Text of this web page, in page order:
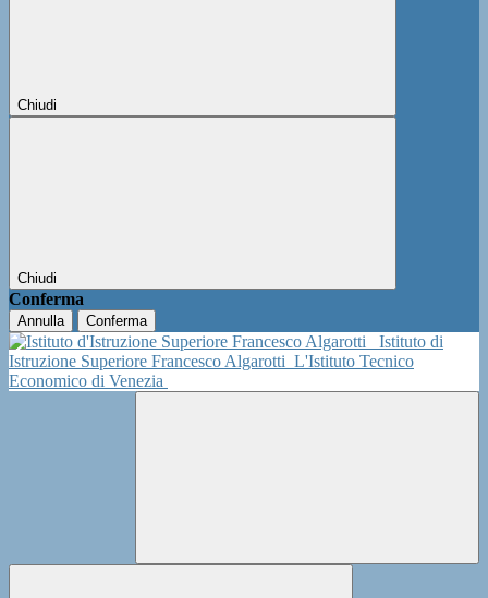
Chiudi
Chiudi
Conferma
Annulla Conferma
Istituto di
Istruzione Superiore Francesco Algarotti L'Istituto Tecnico
Economico di Venezia